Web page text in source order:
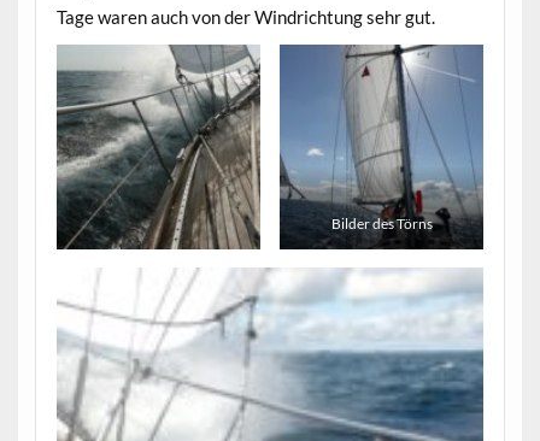
Tage waren auch von der Windrichtung sehr gut.
Bilder des Törns